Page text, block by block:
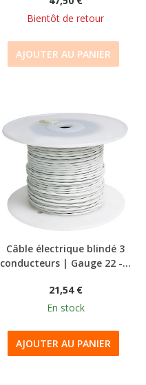
Bientôt de retour
AJOUTER AU PANIER
Câble électrique blindé 3
conducteurs | Gauge 22 -...
21,54 €
En stock
AJOUTER AU PANIER